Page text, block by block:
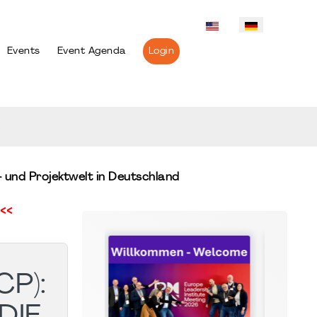
Events Event Agenda Login
Projektwelt in Deutschland